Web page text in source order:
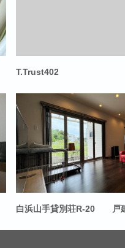
T.Trust402
白浜山手貸別荘R-20 戸